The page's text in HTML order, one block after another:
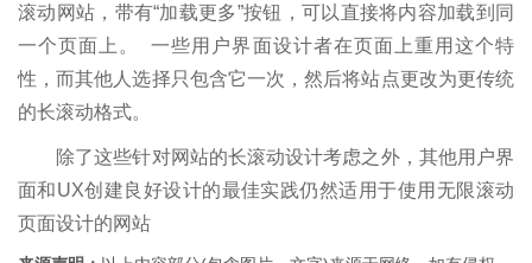
滚动网站，带有“加载更多”按钮，可以直接将内容加载到同
一个页面上。 一些用户界面设计者在页面上重用这个特
性，而其他人选择只包含它一次，然后将站点更改为更传统
的长滚动格式。
除了这些针对网站的长滚动设计考虑之外，其他用户界
面和UX创建良好设计的最佳实践仍然适用于使用无限滚动
页面设计的网站